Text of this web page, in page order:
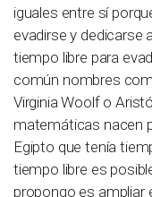
iguales entre sí
evadirse y dedicarse
tiempo libre para
común nombres
Virginia Woolf o
matemáticas nacen
Egipto que tenía
tiempo libre es
propongo es ampliar